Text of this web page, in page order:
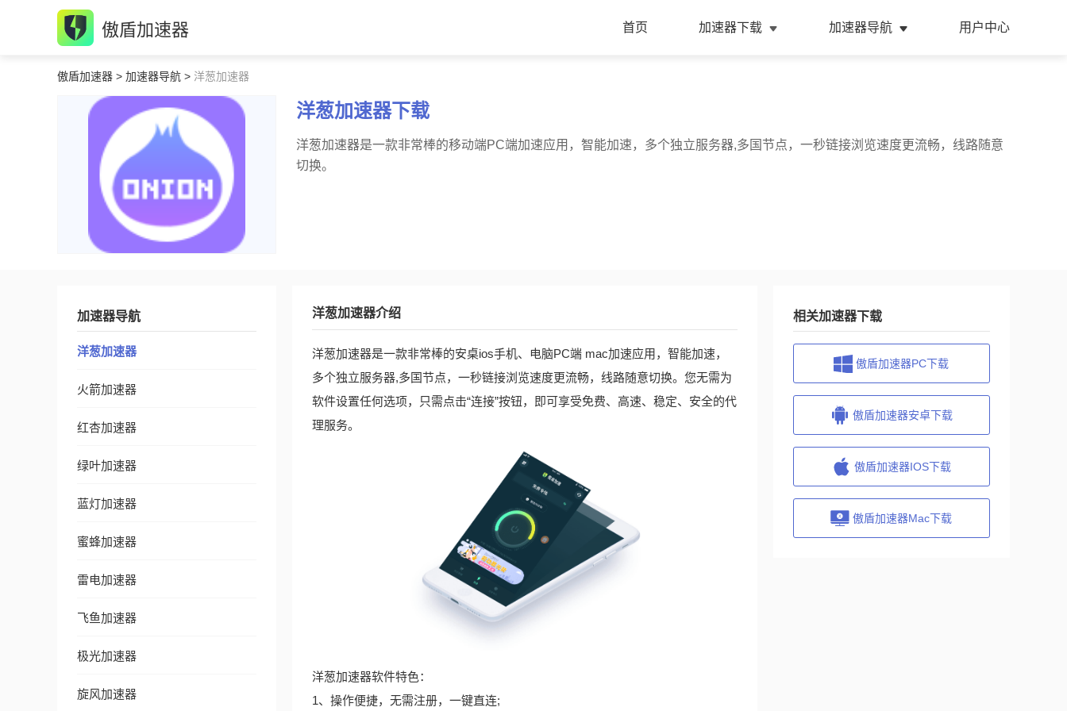
傲盾加速器 首页 加速器下载 加速器导航 用户中心
傲盾加速器 > 加速器导航 > 洋葱加速器
洋葱加速器下载
洋葱加速器是一款非常棒的移动端PC端加速应用，智能加速，多个独立服务器,多国节点，一秒链接浏览速度更流畅，线路随意
切换。
加速器导航
洋葱加速器
火箭加速器
红杏加速器
绿叶加速器
蓝灯加速器
蜜蜂加速器
雷电加速器
飞鱼加速器
极光加速器
旋风加速器
洋葱加速器介绍
洋葱加速器是一款非常棒的安桌ios手机、电脑PC端 mac加速应用，智能加速，
多个独立服务器,多国节点，一秒链接浏览速度更流畅，线路随意切换。您无需为
软件设置任何选项，只需点击“连接”按钮，即可享受免费、高速、稳定、安全的代
理服务。
洋葱加速器软件特色：
1、操作便捷，无需注册，一键直连;
相关加速器下载
傲盾加速器PC下载
傲盾加速器安卓下载
傲盾加速器IOS下载
傲盾加速器Mac下载